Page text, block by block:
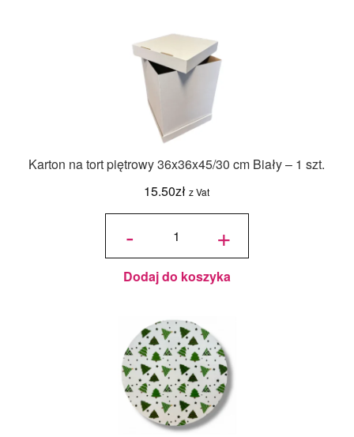
Karton na tort piętrowy 36x36x45/30 cm Biały – 1 szt.
15.50zł z Vat
-
ilość Karton
36x36x45/30
cm Biały - 1 +
Dodaj do koszyka